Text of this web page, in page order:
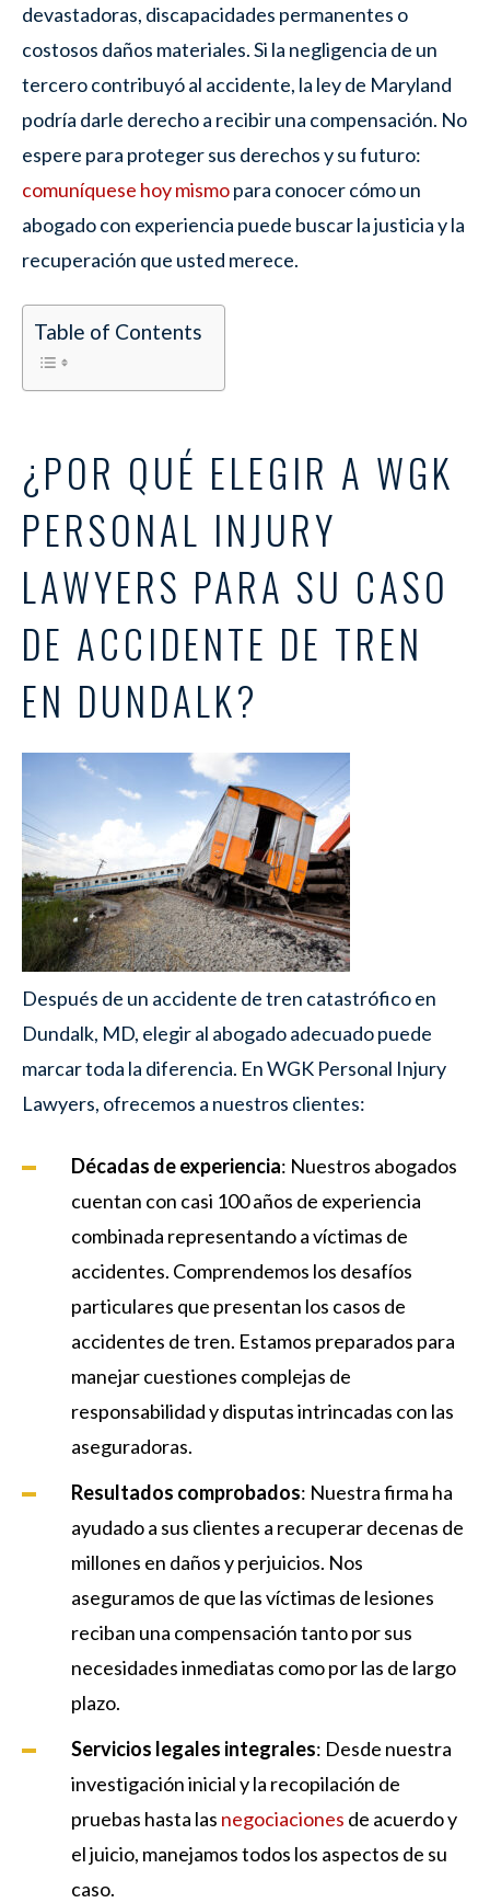
devastadoras, discapacidades permanentes o
costosos daños materiales. Si la negligencia de un
tercero contribuyó al accidente, la ley de Maryland
podría darle derecho a recibir una compensación. No
espere para proteger sus derechos y su futuro:
comuníquese hoy mismopara conocer cómo un
abogado con experiencia puede buscar la justicia y la
recuperación que usted merece.
Table of Contents
¿POR QUÉ ELEGIR A WGK
PERSONAL INJURY
LAWYERS PARA SU CASO
DE ACCIDENTE DE TREN
EN DUNDALK?
Después de un accidente de tren catastrófico en
Dundalk, MD, elegir al abogado adecuado puede
marcar toda la diferencia. En WGK Personal Injury
Lawyers, ofrecemos a nuestros clientes:
Décadas de experiencia: Nuestros abogados
cuentan con casi 100 años de experiencia
combinada representando a víctimas de
accidentes. Comprendemos los desafíos
particulares que presentan los casos de
accidentes de tren. Estamos preparados para
manejar cuestiones complejas de
responsabilidad y disputas intrincadas con las
aseguradoras.
Resultados comprobados: Nuestra firma ha
ayudado a sus clientes a recuperar decenas de
millones en daños y perjuicios. Nos
aseguramos de que las víctimas de lesiones
reciban una compensación tanto por sus
necesidades inmediatas como por las de largo
plazo.
Servicios legales integrales: Desde nuestra
investigación inicial y la recopilación de
pruebas hasta las negociaciones de acuerdo y
el juicio, manejamos todos los aspectos de su
caso.